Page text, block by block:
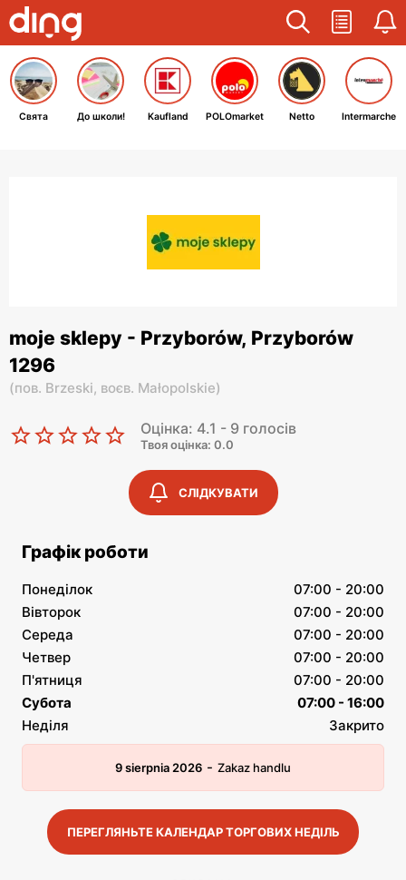
Свята До школи! Kaufland POLOmarket Netto Intermarche
moje sklepy - Przyborów, Przyborów
1296
(пов. Brzeski, воєв. Małopolskie)
Оцінка: 4.1 - 9 голосів
Твоя оцінка: 0.0
СЛІДКУВАТИ
Графік роботи
Понеділок
07:00 - 20:00
Вівторок
07:00 - 20:00
Середа
07:00 - 20:00
Четвер
07:00 - 20:00
П'ятниця
07:00 - 20:00
Субота
07:00 - 16:00
Неділя
Закрито
9 sierpnia 2026 - Zakaz handlu
ПЕРЕГЛЯНЬТЕ КАЛЕНДАР ТОРГОВИХ НЕДІЛЬ